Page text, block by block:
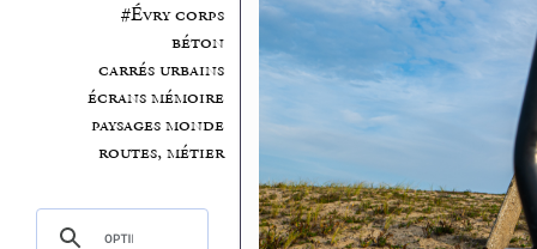
#Évry corps
béton
carrés urbains
écrans mémoire
paysages monde
routes, métier